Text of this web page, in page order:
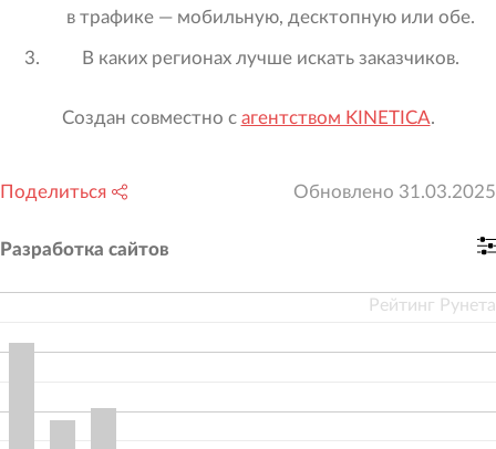
в трафике — мобильную, десктопную или обе.
В каких регионах лучше искать заказчиков.
Создан совместно с агентством KINETICA.
Поделиться Обновлено 31.03.2025
Разработка сайтов
Рейтинг Рунета